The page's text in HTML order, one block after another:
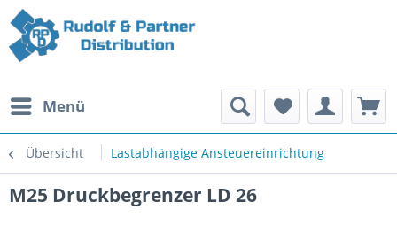
Menü
Übersicht Lastabhängige Ansteuereinrichtung
M25 Druckbegrenzer LD 26